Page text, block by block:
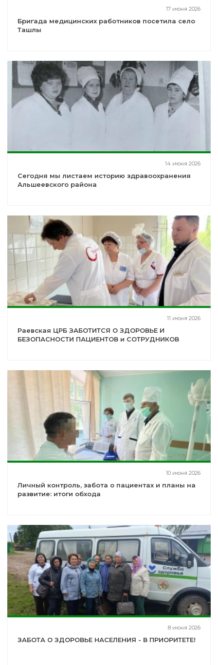
17 июня 2026
Бригада медицинских работников посетила село
Ташлы
14 июня 2026
Сегодня мы листаем историю здравоохранения
Альшеевского района
11 июня 2026
Раевская ЦРБ ЗАБОТИТСЯ О ЗДОРОВЬЕ И
БЕЗОПАСНОСТИ ПАЦИЕНТОВ и СОТРУДНИКОВ
10 июня 2026
Личный контроль, забота о пациентах и планы на
развитие: итоги обхода
8 июня 2026
ЗАБОТА О ЗДОРОВЬЕ НАСЕЛЕНИЯ - В ПРИОРИТЕТЕ!